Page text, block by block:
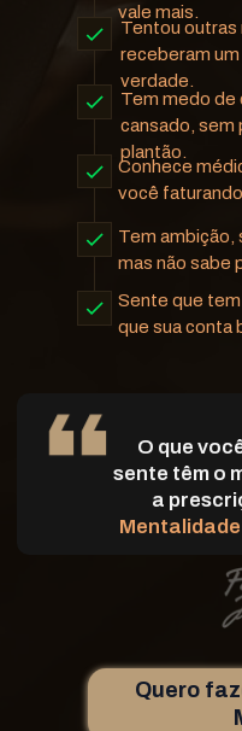
Tentou outras
receberam
verdade.
vale mais.
Tem medo de
cansado, sem
plantão.
Sente que
que sua conta
Conhece
você
Tem ambição,
mas não sabe
O que
sente têm o
a
Quero